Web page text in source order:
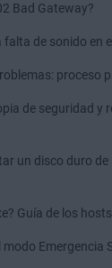
Bad Gateway?
de sonido en
proceso
de seguridad y
un disco duro
Guía de los
Emergencia